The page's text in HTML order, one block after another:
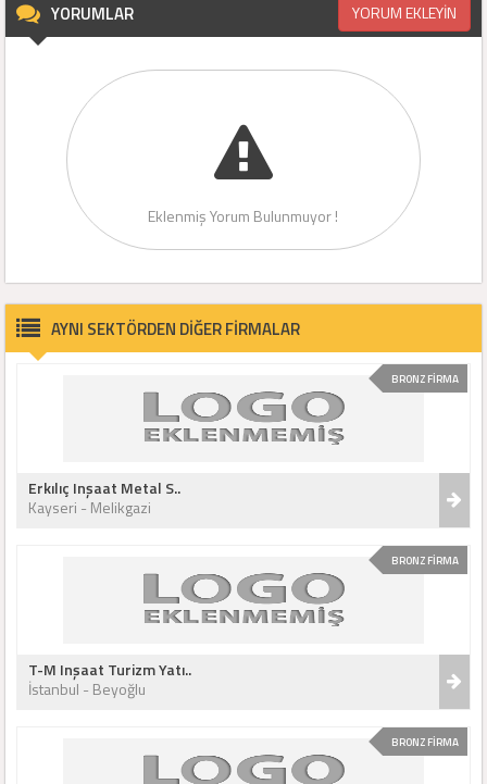
YORUMLAR YORUM EKLEYİN
Eklenmiş Yorum Bulunmuyor !
AYNI SEKTÖRDEN DİĞER FİRMALAR
BRONZ FİRMA
Erkılıç Inşaat Metal S..
Kayseri - Melikgazi
BRONZ FİRMA
T-M Inşaat Turizm Yatı..
İstanbul - Beyoğlu
BRONZ FİRMA